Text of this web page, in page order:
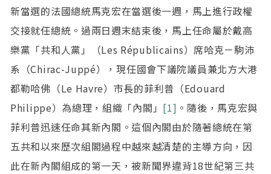
新當選的法國總統馬克宏在當選後一週，馬上進行政權
交接就任總統。過兩日週末結束後，馬上任命屬於戴高
樂黨「共和人黨」（Les Républicains）席哈克－駒沛
系（Chirac-Juppé），現任國會下議院議員兼北方大港
都勒哈佛（Le Havre）市長的菲利普（Edouard
Philippe）為總理，組織「內閣」 [1] 。隨後，馬克宏與
菲利普迅速任命其新內閣。這個內閣由於隨著總統在第
五共和以來歷次組閣過程中越來越清楚的主導方向，因
此在新內閣組成的第一天，被新聞界違背18世紀第三共